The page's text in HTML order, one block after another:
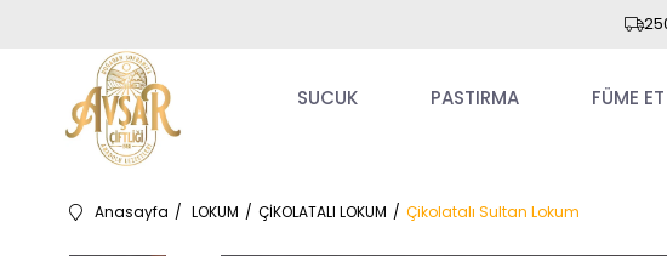
SUCUK PASTIRMA FÜME ET
Anasayfa LOKUM ÇİKOLATALI LOKUM Çikolatalı Sultan Lokum